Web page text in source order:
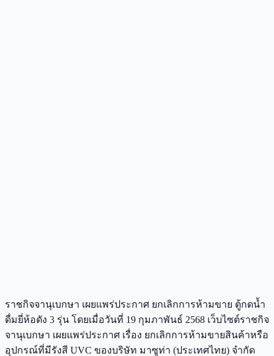
ราชกิจจานุเบกษา เผยแพร่ประกาศ ยกเลิกการห้ามขาย ตู้กดน้ำ
ดื่มยี่ห้อดัง 3 รุ่น โดยเมื่อวันที่ 19 กุมภาพันธ์ 2568 เว็บไซต์ราชกิจ
จานุเบกษา เผยแพร่ประกาศ เรื่อง ยกเลิกการห้ามขายสินค้าหรือ
อุปกรณ์ที่มีรังสี UVC ของบริษัท มาซูท่า (ประเทศไทย) จำกัด